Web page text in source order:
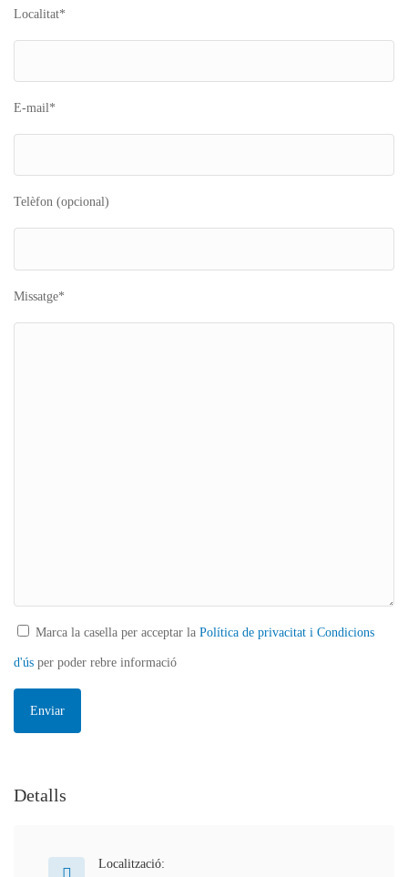
Localitat*
E-mail*
Telèfon (opcional)
Missatge*
Marca la casella per acceptar la Política de privacitat i Condicions
d'ús per poder rebre informació
Detalls
Localització: